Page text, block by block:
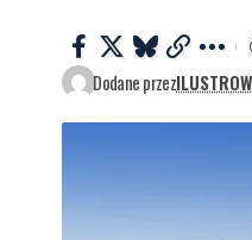
Dodane przez